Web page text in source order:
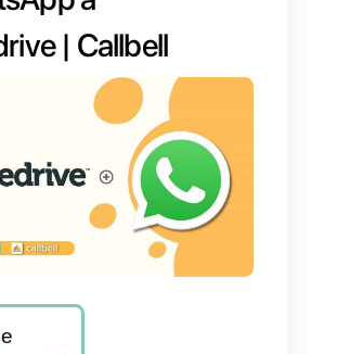
a
| Callbell